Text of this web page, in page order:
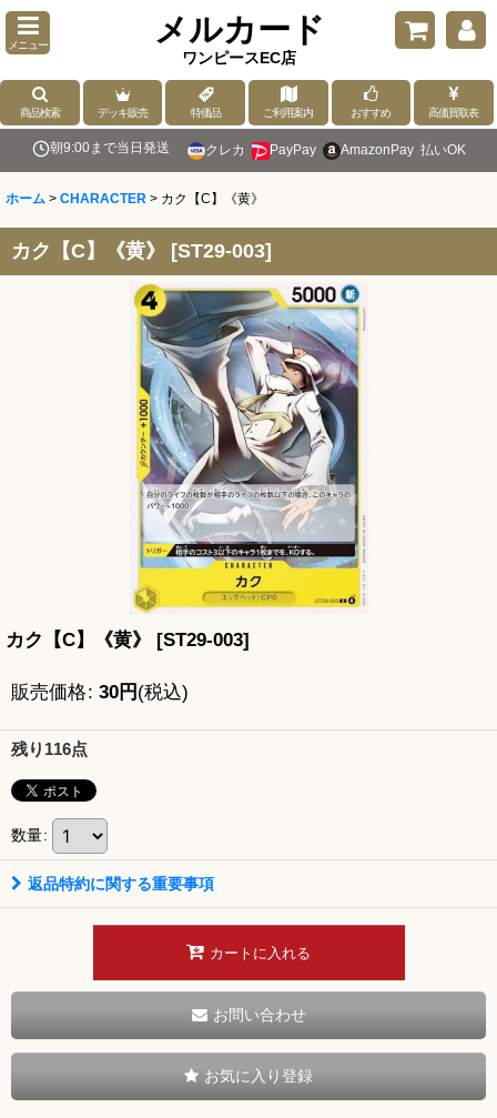
メニュー メルカード
ワンピースEC店
商品検索 デッキ販売 特価品 ご利用案内 おすすめ 高価買取表
朝9:00まで当日発送 クレカ PayPay AmazonPay 払いOK
ホーム > CHARACTER > カク【C】《黄》
カク【C】《黄》 [ST29-003]
カク【C】《黄》 [ST29-003]
販売価格: 30円 (税込)
残り116点
数量:
返品特約に関する重要事項
カートに入れる
お問い合わせ
お気に入り登録